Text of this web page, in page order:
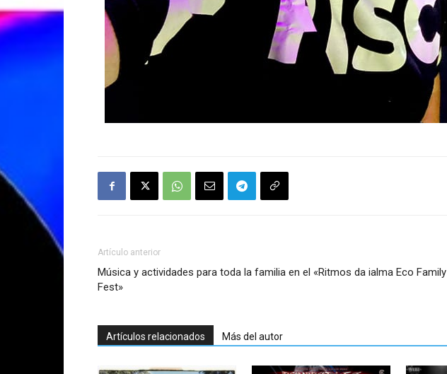
Artículo anterior
Música y actividades para toda la familia en el «Ritmos da ialma Eco Family
Fest»
Artículos relacionados Más del autor